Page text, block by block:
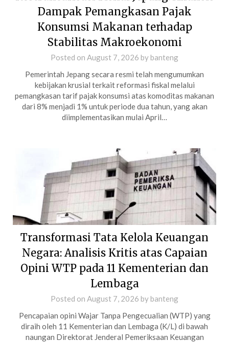
Dampak Pemangkasan Pajak
Konsumsi Makanan terhadap
Stabilitas Makroekonomi
Posted on August 7, 2026 bybanteng
Pemerintah Jepang secara resmi telah mengumumkan
kebijakan krusial terkait reformasi fiskal melalui
pemangkasan tarif pajak konsumsi atas komoditas makanan
dari 8% menjadi 1% untuk periode dua tahun, yang akan
diimplementasikan mulai April…
Transformasi Tata Kelola Keuangan
Negara: Analisis Kritis atas Capaian
Opini WTP pada 11 Kementerian dan
Lembaga
Posted on August 7, 2026 bybanteng
Pencapaian opini Wajar Tanpa Pengecualian (WTP) yang
diraih oleh 11 Kementerian dan Lembaga (K/L) di bawah
naungan Direktorat Jenderal Pemeriksaan Keuangan